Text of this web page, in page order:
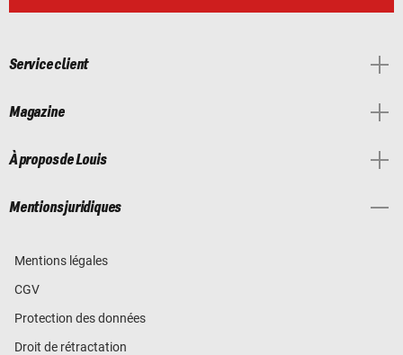
Service client
Magazine
À propos de Louis
Mentions juridiques
Mentions légales
CGV
Protection des données
Droit de rétractation